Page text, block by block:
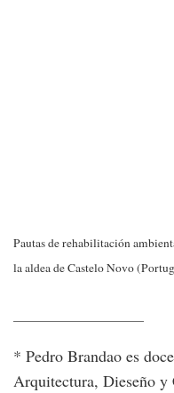
Pautas de rehabilitación
la aldea de Castelo Novo
* Pedro Brandao es
Arquitectura, Dieseño y